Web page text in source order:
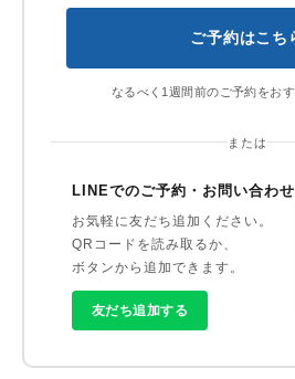
ご予約はこち
なるべく1週間前のご予約をお
または
LINEでのご予約・お問い合わせ
お気軽に友だち追加ください。
QRコードを読み取るか、
ボタンから追加できます。
友だち追加する